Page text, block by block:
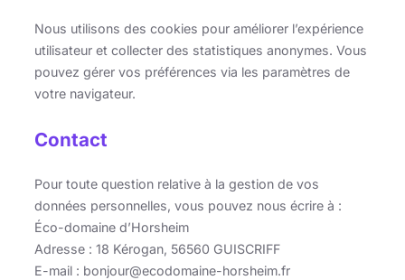
Nous utilisons des cookies pour améliorer l’expérience
utilisateur et collecter des statistiques anonymes. Vous
pouvez gérer vos préférences via les paramètres de
votre navigateur.
Contact
Pour toute question relative à la gestion de vos
données personnelles, vous pouvez nous écrire à :
Éco-domaine d’Horsheim
Adresse : 18 Kérogan, 56560 GUISCRIFF
E-mail : bonjour@ecodomaine-horsheim.fr